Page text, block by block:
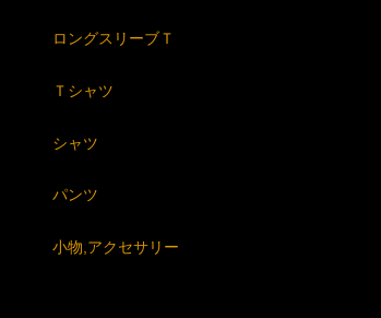
ロングスリーブＴ
Ｔシャツ
シャツ
パンツ
小物,アクセサリー